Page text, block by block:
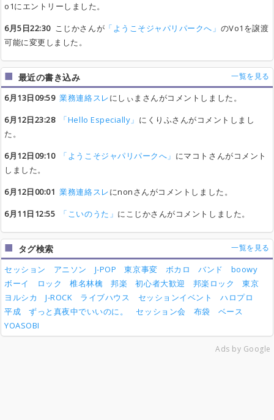
o1にエントリーしました。
6月5日22:30こじかさんが 「ようこそジャパリパークへ」 のVo1を譲渡
可能に変更しました。
最近の書き込み 一覧を見る
6月13日09:59 業務連絡スレにしぃまさんがコメントしました。
6月12日23:28
「Hello Especially」 にくりふさんがコメントしまし
た。
6月12日09:10
「ようこそジャパリパークへ」 にマコトさんがコメント
しました。
6月12日00:01 業務連絡スレにnonさんがコメントしました。
6月11日12:55
「こいのうた」 にこじかさんがコメントしました。
タグ検索 一覧を見る
セッション アニソン J-POP 東京事変 ボカロ バンド
boowy
ボーイ
ロック 椎名林檎 邦楽 初心者大歓迎 邦楽ロック
東京
ヨルシカ
J-ROCK ライブハウス セッションイベント
ハロプロ
平成
ずっと真夜中でいいのに。 セッション会 布袋
ベース
YOASOBI
Ads by Google